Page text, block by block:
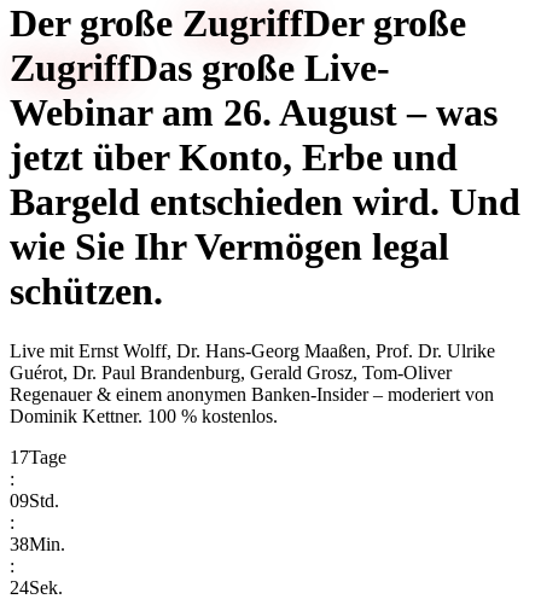
Der große ZugriffDer große
ZugriffDas große Live-
Webinar am 26. August – was
jetzt über Konto, Erbe und
Bargeld entschieden wird. Und
wie Sie Ihr Vermögen legal
schützen.
Live mit Ernst Wolff, Dr. Hans-Georg Maaßen, Prof. Dr. Ulrike
Guérot, Dr. Paul Brandenburg, Gerald Grosz, Tom-Oliver
Regenauer & einem anonymen Banken-Insider– moderiert von
Dominik Kettner. 100 % kostenlos.
17Tage
:
09Std.
:
38Min.
:
24Sek.